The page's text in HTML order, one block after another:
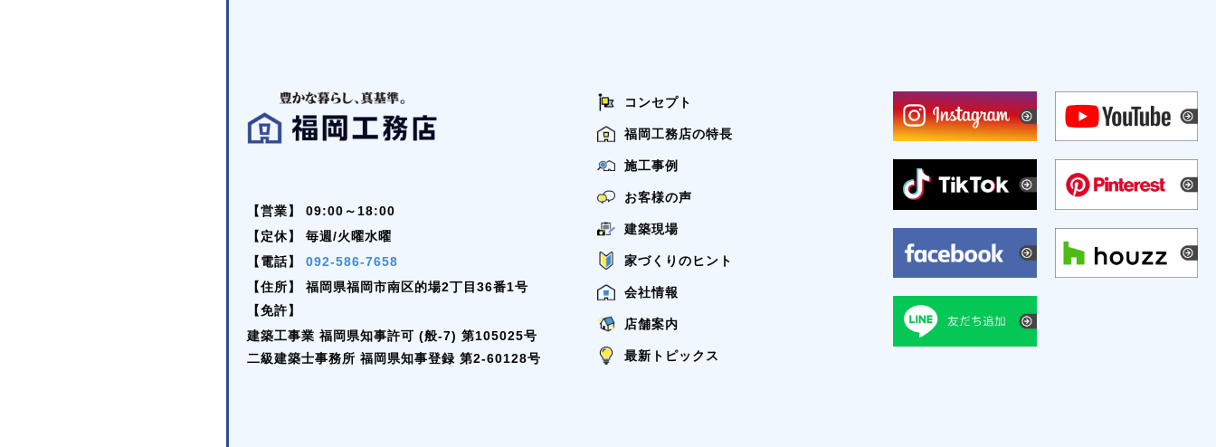
【営業】
09:00～18:00
【定休】
毎週/火曜水曜
【電話】
092-586-7658
【住所】
福岡県福岡市南区的場2丁目36番1号
【免許】
建築工事業 福岡県知事許可 (般-7) 第105025号
二級建築士事務所 福岡県知事登録 第2-60128号
コンセプト
福岡工務店の特長
施工事例
お客様の声
建築現場
家づくりのヒント
会社情報
店舗案内
最新トピックス